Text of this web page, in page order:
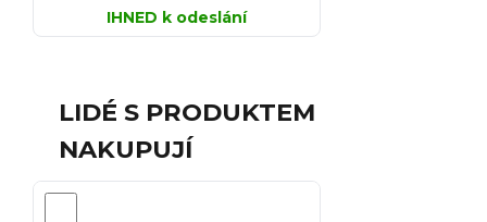
IHNED k odeslání
LIDÉ S PRODUKTEM
NAKUPUJÍ